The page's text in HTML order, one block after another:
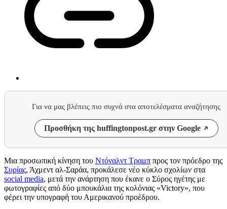
Για να μας βλέπεις πιο συχνά στα αποτελέσματα αναζήτησης
Προσθήκη της huffingtonpost.gr στην Google
Μια προσωπική κίνηση του Ντόναλντ Τραμπ προς τον πρόεδρο της
Συρίας, Άχμεντ αλ-Σαράα, προκάλεσε νέο κύκλο σχολίων στα
social media, μετά την ανάρτηση που έκανε ο Σύρος ηγέτης με
φωτογραφίες από δύο μπουκάλια της κολόνιας «Victory», που
φέρει την υπογραφή του Αμερικανού προέδρου.